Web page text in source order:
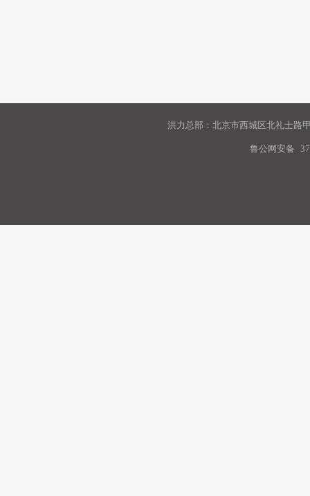
洪力总部：北京市西城区北礼士路
鲁公网安备